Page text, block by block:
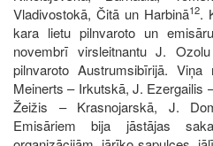
Vladivostokā, Čitā un Harbinā12.
kara lietu pilnvaroto un
novembrī virsleitnantu J.
pilnvaroto Austrumsibīrijā.
Meinerts – Irkutskā, J. Ezergailis
Žeižis – Krasnojarskā, J.
Emisāriem bija jāstājas